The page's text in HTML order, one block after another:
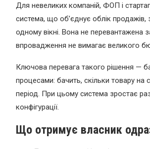
Для невеликих компаній, ФОП і
система, що об’єднує облік продажів,
одному вікні. Вона не перевантажена
впровадження не вимагає великого
Ключова перевага такого рішення —
процесами: бачить, скільки товару на
період. При цьому система зростає
конфігурації.
Що отримує власник